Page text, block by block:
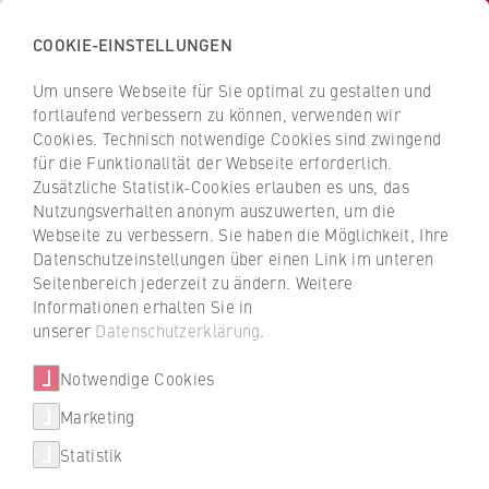
Z
u
ü
k
u
S
a
H
c
h
s
c
h
u
l
e
f
r
W
i
r
Z
u
r
ü
c
k
z
u
r
t
a
t
Über uns
Studium
Studium Generale: Bildung ist
mehr als Fachwissen
Du möchtest über den Tellerrand deines
Studienfachs hinausblicken und die Welt aus
neuen Perspektiven betrachten? Das
Studium Generale der HWR Berlin bietet dir
genau diese Möglichkeit!
COOKIE-EINSTELLUNGEN
Um unsere Webseite für Sie optimal zu gestalten und
fortlaufend verbessern zu können, verwenden wir
Cookies. Technisch notwendige Cookies sind zwingend
für die Funktionalität der Webseite erforderlich.
Zusätzliche Statistik-Cookies erlauben es uns, das
Nutzungsverhalten anonym auszuwerten, um die
Webseite zu verbessern. Sie haben die Möglichkeit, Ihre
Datenschutzeinstellungen über einen Link im unteren
Seitenbereich jederzeit zu ändern. Weitere
Informationen erhalten Sie in
unserer Datenschutzerklärung
Notwendige Cookies
Marketing
Statistik